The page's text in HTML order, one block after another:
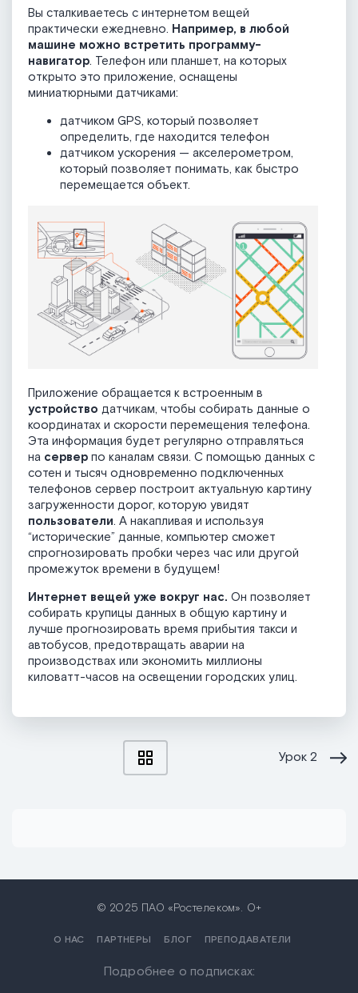
Вы сталкиваетесь с интернетом вещей
практически ежедневно. Например, в любой
машине можно встретить программу-
навигатор. Телефон или планшет, на которых
открыто это приложение, оснащены
миниатюрными датчиками:
датчиком GPS, который позволяет
определить, где находится телефон
датчиком ускорения — акселерометром,
который позволяет понимать, как быстро
перемещается объект.
Приложение обращается к встроенным в
устройство датчикам, чтобы собирать данные о
координатах и скорости перемещения телефона.
Эта информация будет регулярно отправляться
на сервер по каналам связи. C помощью данных с
сотен и тысяч одновременно подключенных
телефонов сервер построит актуальную картину
загруженности дорог, которую увидят
пользователи. А накапливая и используя
“исторические” данные, компьютер сможет
спрогнозировать пробки через час или другой
промежуток времени в будущем!
Интернет вещей уже вокруг нас. Он позволяет
собирать крупицы данных в общую картину и
лучше прогнозировать время прибытия такси и
автобусов, предотвращать аварии на
производствах или экономить миллионы
киловатт-часов на освещении городских улиц.
Урок2
© 2025 ПАО «Ростелеком». 0+
О НАС ПАРТНЕРЫ БЛОГ ПРЕПОДАВАТЕЛИ
Подробнее о подписках: